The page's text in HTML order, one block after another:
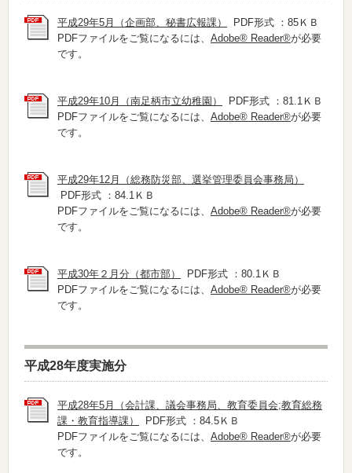
平成29年5月（企画部、秘書広報課）
PDF形式 ：85ＫＢ
PDFファイルをご覧になるには、 Adobe® Reader®が必要
です。
平成29年10月（南足柄市立幼稚園）
PDF形式 ：81.1ＫＢ
PDFファイルをご覧になるには、 Adobe® Reader®が必要
です。
平成29年12月（総務防災部、選挙管理委員会事務局）
PDF形式 ：84.1ＫＢ
PDFファイルをご覧になるには、 Adobe® Reader®が必要
です。
平成30年２月分（都市部）
PDF形式 ：80.1ＫＢ
PDFファイルをご覧になるには、 Adobe® Reader®が必要
です。
平成28年度実施分
平成28年5月（会計課、議会事務局、教育委員会;教育総務
課・教育指導課）
PDF形式 ：84.5ＫＢ
PDFファイルをご覧になるには、 Adobe® Reader®が必要
です。